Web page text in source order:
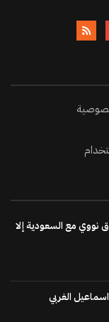
نووي مع السعودية إلا
الغربي